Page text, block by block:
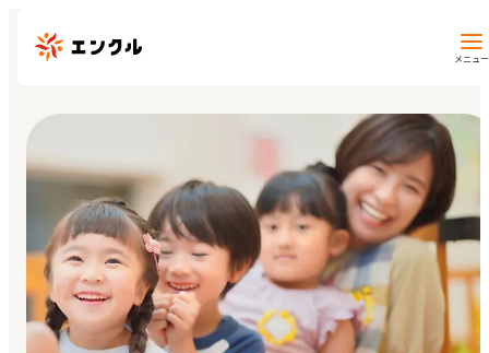
メニュー
地図から探す
地域から探す
マイページ